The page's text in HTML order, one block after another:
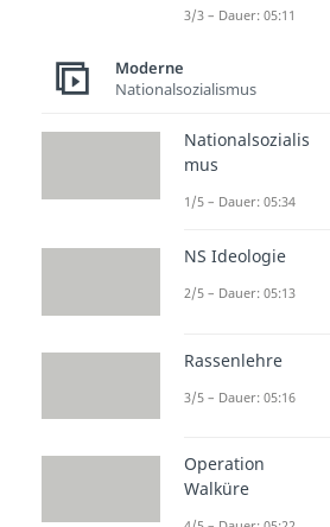
3/3 – Dauer: 05:11
Moderne
Nationalsozialismus
Nationalsozialis
mus
1/5 – Dauer: 05:34
NS Ideologie
2/5 – Dauer: 05:13
Rassenlehre
3/5 – Dauer: 05:16
Operation
Walküre